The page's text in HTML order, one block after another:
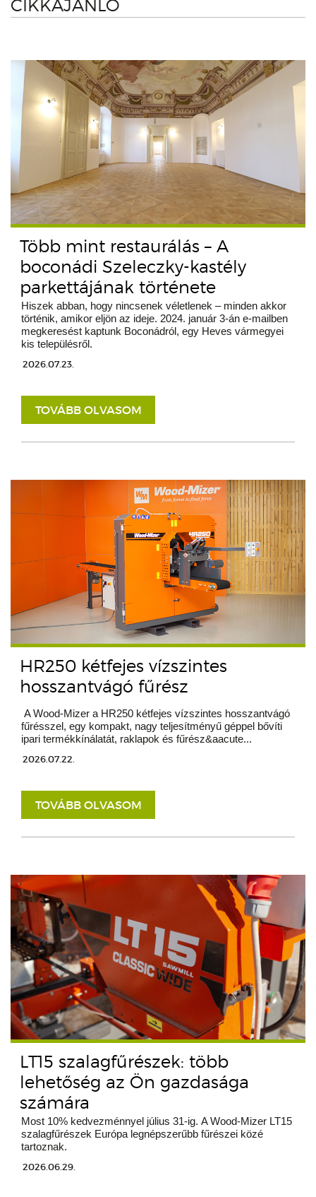
CIKKAJÁNLÓ
Több mint restaurálás – A
boconádi Szeleczky-kastély
parkettájának története
Hiszek abban, hogy nincsenek véletlenek – minden akkor
történik, amikor eljön az ideje. 2024. január 3-án e-mailben
megkeresést kaptunk Boconádról, egy Heves vármegyei
kis településről.
2026.07.23.
TOVÁBB OLVASOM
HR250 kétfejes vízszintes
hosszantvágó fűrész
A Wood-Mizer a HR250 kétfejes vízszintes hosszantvágó
fűrésszel, egy kompakt, nagy teljesítményű géppel bővíti
ipari termékkínálatát, raklapok és fűrész&aacute...
2026.07.22.
TOVÁBB OLVASOM
LT15 szalagfűrészek: több
lehetőség az Ön gazdasága
számára
Most 10% kedvezménnyel július 31-ig. A Wood-Mizer LT15
szalagfűrészek Európa legnépszerűbb fűrészei közé
tartoznak.
2026.06.29.